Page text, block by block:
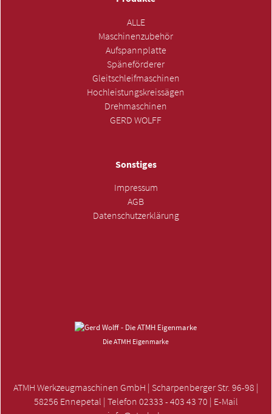
ALLE
Maschinenzubehör
Aufspannplatte
Späneförderer
Gleitschleifmaschinen
Hochleistungskreissägen
Drehmaschinen
GERD WOLFF
Sonstiges
Impressum
AGB
Datenschutzerklärung
Die ATMH Eigenmarke
ATMH Werkzeugmaschinen GmbH | Scharpenberger Str. 96-98 |
58256 Ennepetal | Telefon 02333 - 403 43 70 | E-Mail